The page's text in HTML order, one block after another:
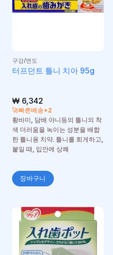
구강/면도
터프던트 틀니 치아 95g
₩6,342
🚀빠른배송+2
황바미, 담배 야니등의 틀니의 착
색 더러움을 녹이는 성분을 배합
한 틀니용 치약. 틀니를 희게하고,
붙일 때, 입안에 상쾌
장바구니